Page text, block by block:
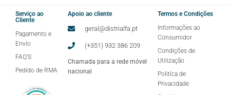
Serviço ao
Cliente
Pagamento e
Envio
FAQ'S
Pedido de RMA
Apoio ao cliente
geral@distrialfa.pt
(+351) 932 386 209
Chamada para a rede móvel
nacional
Termos e Condições
Informações ao
Consumidor
Condições de
Utilização
Politíca de
Privacidade